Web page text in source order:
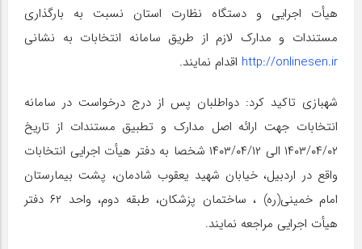
هیأت اجرایی و دستگاه نظارت استان نسبت به بارگذاری
مستندات و مدارک لازم از طریق سامانه انتخابات به نشانی
http://onlinesen.ir اقدام نمایند.
شهبازی تاکید کرد: دواطلبان پس از درج درخواست در سامانه
انتخابات جهت ارائه اصل مدارک و تطبیق مستندات از تاریخ
۱۴۰۳/۰۴/۰۲ الی ۱۴۰۳/۰۴/۱۲ شخصا به دفتر هیأت اجرایی انتخابات
واقع در اردبیل، خیابان شهید یعقوب شادمان، پشت بیمارستان
امام خمینی(ره) ، ساختمان پزشکان، طبقه دوم، واحد ۶۲ دفتر
هیأت اجرایی مراجعه نمایند.